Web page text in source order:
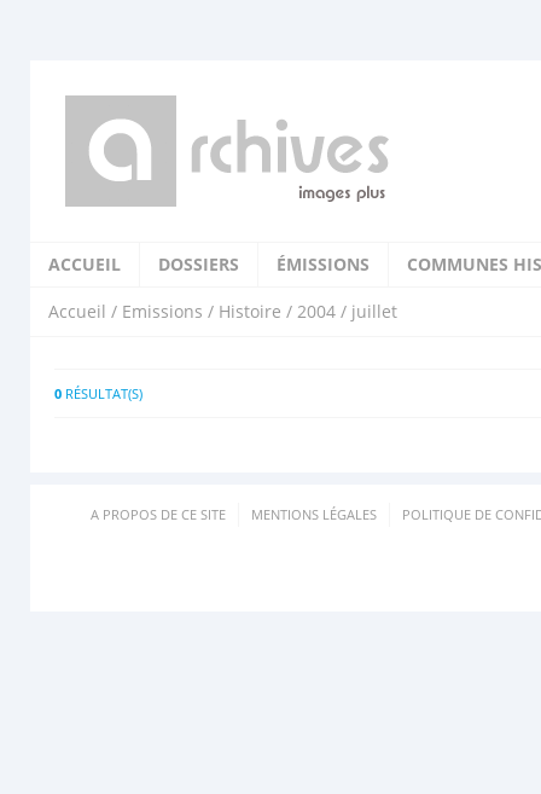
ACCUEIL DOSSIERS ÉMISSIONS COMMUNES
Accueil / Emissions / Histoire / 2004 / juillet
0 RÉSULTAT(S)
A PROPOS DE CE SITE MENTIONS LÉGALES POLITIQUE DE